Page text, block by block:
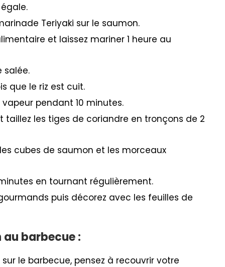
Teriyaki sur le saumon.
et laissez mariner 1 heure au
salée.
que le riz est cuit.
pendant 10 minutes.
taillez les tiges de coriandre en tronçons de 2
cubes de saumon et les morceaux
en tournant régulièrement.
puis décorez avec les feuilles de
au barbecue :
le barbecue, pensez à recouvrir votre